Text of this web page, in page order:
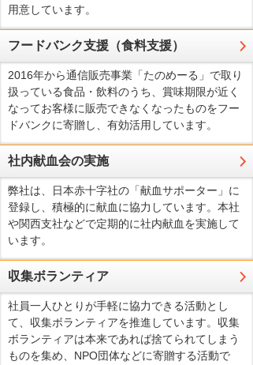
用意しています。
フードバンク支援（食料支援）
2016年から通信販売事業「たのめーる」で取り
扱っている食品・飲料のうち、賞味期限が近く
なってお客様に販売できなくなったものをフー
ドバンクに寄贈し、有効活用しています。
社内献血会の実施
弊社は、日本赤十字社の「献血サポーター」に
登録し、積極的に献血に協力しています。本社
や関西支社などで定期的に社内献血を実施して
います。
収集ボランティア
社員一人ひとりが手軽に協力できる活動とし
て、収集ボランティアを推進しています。収集
ボランティアは本来であれば捨てられてしまう
ものを集め、NPO団体などに寄贈する活動で